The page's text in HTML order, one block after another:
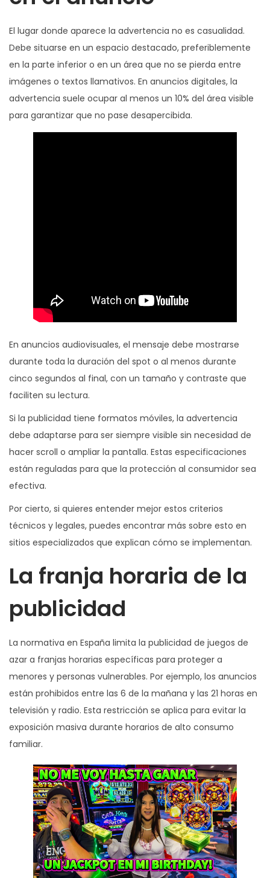
El lugar donde aparece la advertencia no es casualidad.
Debe situarse en un espacio destacado, preferiblemente
en la parte inferior o en un área que no se pierda entre
imágenes o textos llamativos. En anuncios digitales, la
advertencia suele ocupar al menos un 10% del área visible
para garantizar que no pase desapercibida.
En anuncios audiovisuales, el mensaje debe mostrarse
durante toda la duración del spot o al menos durante
cinco segundos al final, con un tamaño y contraste que
faciliten su lectura.
Si la publicidad tiene formatos móviles, la advertencia
debe adaptarse para ser siempre visible sin necesidad de
hacer scroll o ampliar la pantalla. Estas especificaciones
están reguladas para que la protección al consumidor sea
efectiva.
Por cierto, si quieres entender mejor estos criterios
técnicos y legales, puedes encontrar más sobre esto en
sitios especializados que explican cómo se implementan.
La franja horaria de la
publicidad
La normativa en España limita la publicidad de juegos de
azar a franjas horarias específicas para proteger a
menores y personas vulnerables. Por ejemplo, los anuncios
están prohibidos entre las 6 de la mañana y las 21 horas en
televisión y radio. Esta restricción se aplica para evitar la
exposición masiva durante horarios de alto consumo
familiar.